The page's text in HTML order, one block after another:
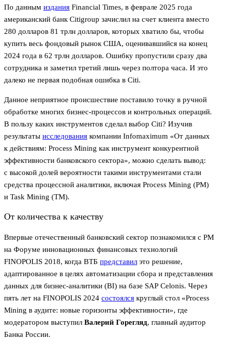
По данным издания Financial Times, в феврале 2025 года
американский банк Citigroup зачислил на счет клиента вместо
280 долларов 81 трлн долларов, которых хватило бы, чтобы
купить весь фондовый рынок США, оценивавшийся на конец
2024 года в 62 трлн долларов. Ошибку пропустили сразу два
сотрудника и заметил третий лишь через полтора часа. И это
далеко не первая подобная ошибка в Citi.
Данное неприятное происшествие поставило точку в ручной
обработке многих бизнес-процессов и контрольных операций.
В пользу каких инструментов сделал выбор Citi? Изучив
результаты исследования компании Infomaximum «От данных
к действиям: Process Mining как инструмент конкурентной
эффективности банковского сектора», можно сделать вывод:
с высокой долей вероятности такими инструментами стали
средства процессной аналитики, включая Process Mining (PM)
и Task Mining (TM).
От количества к качеству
Впервые отечественный банковский сектор познакомился с PM
на Форуме инновационных финансовых технологий
FINOPOLIS 2018, когда ВТБ представил это решение,
адаптированное в целях автоматизации сбора и представления
данных для бизнес-аналитики (BI) на базе SAP Celonis. Через
пять лет на FINOPOLIS 2024 состоялся круглый стол «Process
Mining в аудите: новые горизонты эффективности», где
модератором выступил Валерий Горегляд, главный аудитор
Банка России.